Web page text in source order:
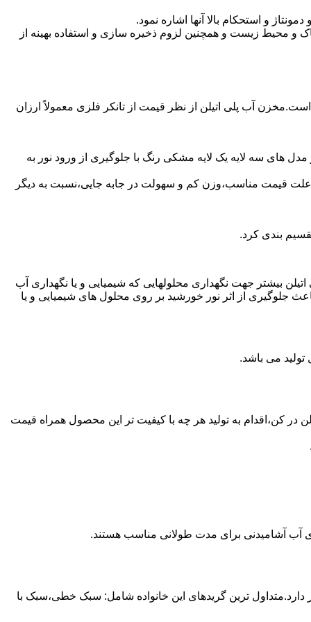
و استحکام بالا آنها اشاره نمود.
محیط زیست و همچنین لزوم ذخیره سازی و استفاده بهینه از
آب پلی اتیلن از نظر قیمت از تانکر فلزی معمولاً ارزان
های سه لایه یک لایه مشکی رنگ با جلوگیری از ورود نور به
علت قیمت مناسب،وزن کم و سهولت در جابه جایی،نسبت به دیگر
بندی کرد.
اتیلن بیشتر جهت نگهداری محلولهایی که شیمیایی و یا نگهداری آب
جلوگیری از اثر نور خورشید بر روی محلول های شیمیایی و یا
از مخازن پلی اتیلن در کن،اقدام به تولید هر چه با کیفیت تر این محصول همراه قیمت
آب آشامیدنی برای مدت طولانی مناسب هستند.
آن استفاده می شود و مقدار 85 درصد بازار این صنعت را در اختیار دارد.متداول ترین گریدهای این خانواده شامل: سبک خطی،سبک با